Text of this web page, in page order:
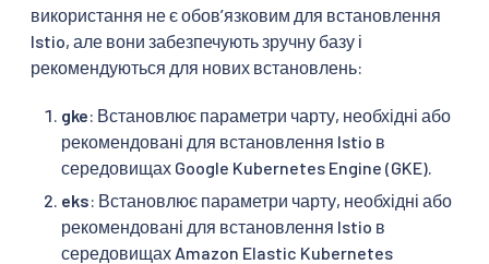
використання не є обовʼязковим для встановлення
Istio, але вони забезпечують зручну базу і
рекомендуються для нових встановлень:
gke: Встановлює параметри чарту, необхідні або
рекомендовані для встановлення Istio в
середовищах Google Kubernetes Engine (GKE).
eks: Встановлює параметри чарту, необхідні або
рекомендовані для встановлення Istio в
середовищах Amazon Elastic Kubernetes